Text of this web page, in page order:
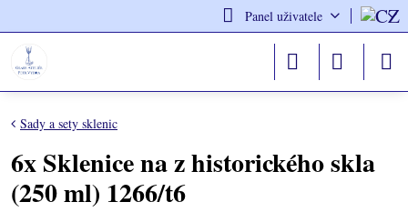
Panel uživatele
Sady a sety sklenic
6x Sklenice na z historického skla
(250 ml) 1266/t6